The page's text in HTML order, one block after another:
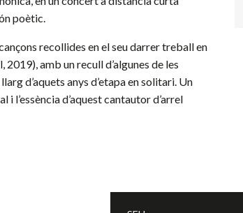
poètic.
recollides en el seu darrer treball en
amb un recull d’algunes de les
d’aquets anys d’etapa en solitari. Un
l’essència d’aquest cantautor d’arrel